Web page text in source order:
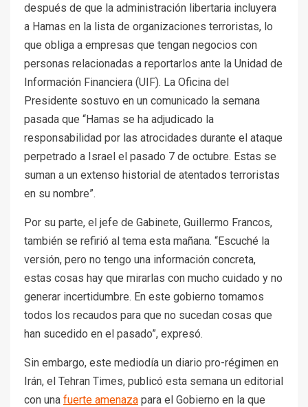
después de que la administración libertaria incluyera
a Hamas en la lista de organizaciones terroristas, lo
que obliga a empresas que tengan negocios con
personas relacionadas a reportarlos ante la Unidad de
Información Financiera (UIF). La Oficina del
Presidente sostuvo en un comunicado la semana
pasada que “Hamas se ha adjudicado la
responsabilidad por las atrocidades durante el ataque
perpetrado a Israel el pasado 7 de octubre. Estas se
suman a un extenso historial de atentados terroristas
en su nombre”.
Por su parte, el jefe de Gabinete, Guillermo Francos,
también se refirió al tema esta mañana. “Escuché la
versión, pero no tengo una información concreta,
estas cosas hay que mirarlas con mucho cuidado y no
generar incertidumbre. En este gobierno tomamos
todos los recaudos para que no sucedan cosas que
han sucedido en el pasado”, expresó.
Sin embargo, este mediodía un diario pro-régimen en
Irán, el Tehran Times, publicó esta semana un editorial
con una fuerte amenaza para el Gobierno en la que